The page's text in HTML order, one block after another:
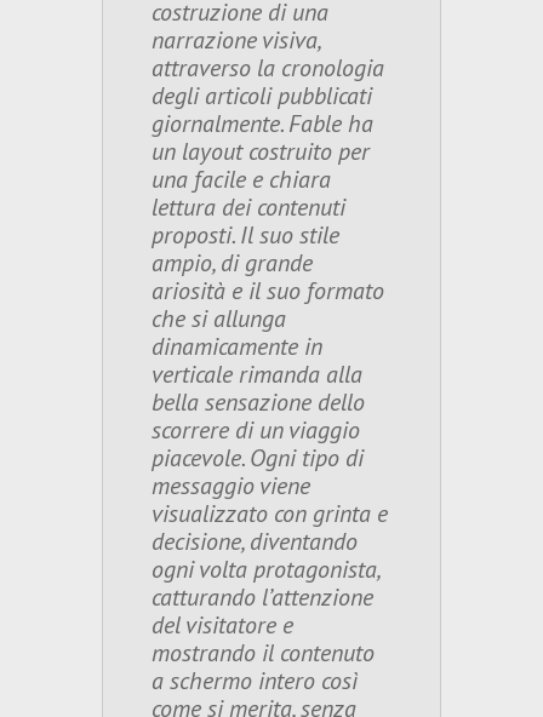
costruzione di una
narrazione visiva,
attraverso la cronologia
degli articoli pubblicati
giornalmente. Fable ha
un layout costruito per
una facile e chiara
lettura dei contenuti
proposti. Il suo stile
ampio, di grande
ariosità e il suo formato
che si allunga
dinamicamente in
verticale rimanda alla
bella sensazione dello
scorrere di un viaggio
piacevole. Ogni tipo di
messaggio viene
visualizzato con grinta e
decisione, diventando
ogni volta protagonista,
catturando l’attenzione
del visitatore e
mostrando il contenuto
a schermo intero così
come si merita, senza